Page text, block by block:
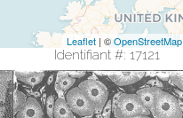
Leaflet | ©OpenStreetMap
Identifiant #: 17121